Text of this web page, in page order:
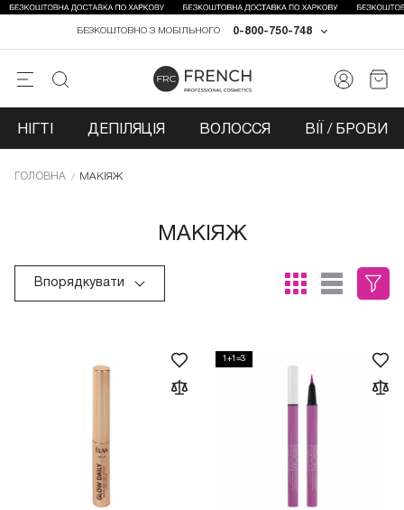
0-800-750-748
БЕЗКОШТОВНО З МОБІЛЬНОГО
НІГТІ ДЕПІЛЯЦІЯ ВОЛОССЯ ВІЇ / БРОВИ
ГОЛОВНА МАКІЯЖ
МАКІЯЖ
Впорядкувати
1+1=3